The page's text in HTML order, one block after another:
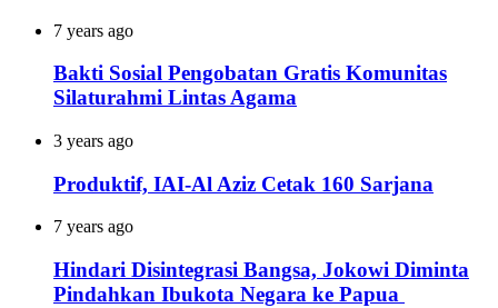
7 years ago
Bakti Sosial Pengobatan Gratis Komunitas
Silaturahmi Lintas Agama
3 years ago
Produktif, IAI-Al Aziz Cetak 160 Sarjana
7 years ago
Hindari Disintegrasi Bangsa, Jokowi Diminta
Pindahkan Ibukota Negara ke Papua